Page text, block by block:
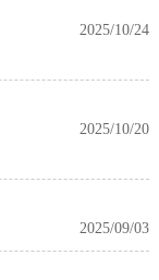
2025/10/24
2025/10/20
2025/09/03